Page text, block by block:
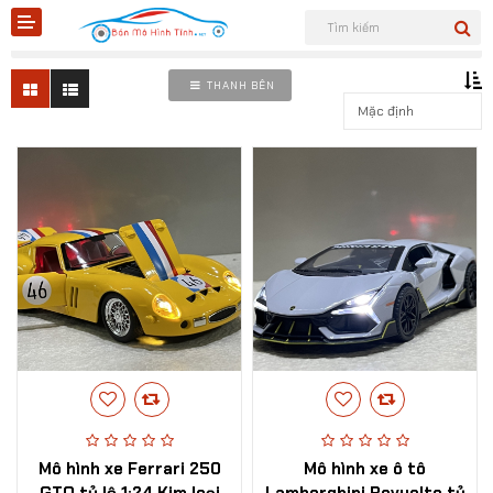
Tiktok
Sản phẩm
Tin tức
Liên hệ
Mô hình quân sự
Xem thêm danh mục
THANH BÊN
​Mô hình xe Ferrari 250
​Mô hình xe ô tô